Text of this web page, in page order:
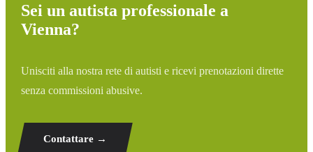
Sei un autista professionale a
Vienna?
Unisciti alla nostra rete di autisti e ricevi prenotazioni dirette
senza commissioni abusive.
Contattare →